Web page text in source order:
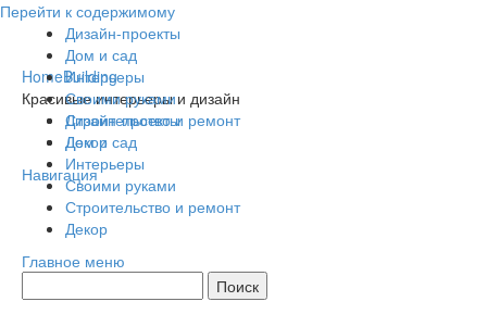
Перейти к содержимому
Дизайн-проекты
Дом и сад
Интерьеры
Своими руками
Строительство и ремонт
Декор
Навигация
HomeBuilding
Красивые интерьеры и дизайн
Дизайн-проекты
Дом и сад
Интерьеры
Своими руками
Строительство и ремонт
Декор
Главное меню